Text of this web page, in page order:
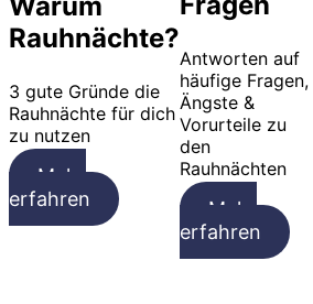
Rauhnächte?
3 gute Gründe die
Rauhnächte für dich
zu nutzen
Mehr
erfahren
Antworten auf
häufige Fragen,
Ängste &
Vorurteile zu
den
Rauhnächten
Mehr
erfahren